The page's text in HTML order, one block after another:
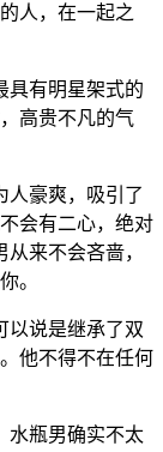
人，在一起之
具有明星架式的
高贵不凡的气
人豪爽，吸引了
会有二心，绝对
来不会吝啬，
。
以说是继承了双
他不得不在任何
水瓶男确实不太